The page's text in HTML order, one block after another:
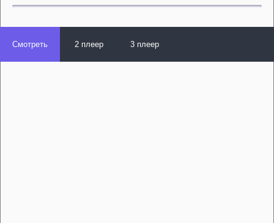
Смотреть 2 плеер 3 плеер